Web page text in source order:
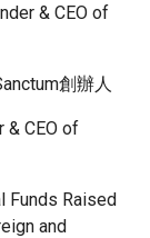
& CEO of
創辦人
& CEO of
Funds Raised
and